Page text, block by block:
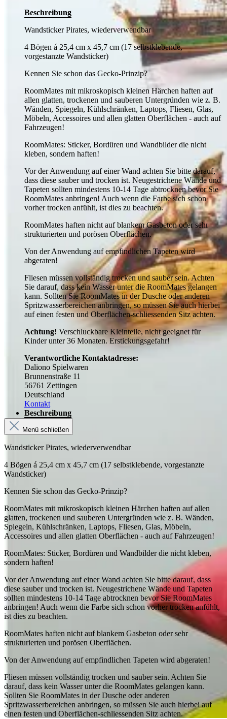
Beschreibung
Wandsticker Pirates, wiederverwendbar
4 Bögen á 25,4 cm x 45,7 cm (17 selbstklebende,
vorgestanzte Wandsticker)
Kennen Sie schon das Gecko-Prinzip?
RoomMates mit mikroskopisch kleinen Härchen haften auf
allen glatten, trockenen und sauberen Untergründen wie z. B.
Wänden, Spiegeln, Kühlschränken, Laptops, Fliesen, Glas,
Möbeln, Accessoires und allen glatten Oberflächen - auch auf
Fahrzeugen!
RoomMates: Sticker, Bordüren und Wandbilder die nicht
kleben, sondern haften!
Vor der Anwendung auf einer Wand achten Sie bitte darauf,
dass diese sauber und trocken ist. Neugestrichene Wände und
Tapeten sollten mindestens 10-14 Tage abtrocknen bevor Sie
RoomMates anbringen! Auch wenn die Farbe sich schon
vorher trocken anfühlt, ist dies zu beachten.
RoomMates haften nicht auf blankem Gasbeton oder sehr
strukturierten und porösen Oberflächen.
Von der Anwendung auf empfindlichen Tapeten wird
abgeraten!
Fliesen müssen vollständig trocken und sauber sein. Achten
Sie darauf, dass kein Wasser unter die RoomMates gelangen
kann. Sollten Sie RoomMates in der Dusche oder anderen
Spritzwasserbereichen anbringen, so müssen Sie auch hierbei
auf einen festen und Oberflächen-schliessenden Sitz achten.
Achtung! Verschluckbare Kleinteile, nicht geeignet für
Kinder unter 36 Monaten. Erstickungsgefahr!
Verantwortliche Kontaktadresse:
Daliono Spielwaren
Brunnenstraße 11
56761 Zettingen
Deutschland
Kontakt
Beschreibung
Menü schließen
Wandsticker Pirates, wiederverwendbar
4 Bögen á 25,4 cm x 45,7 cm (17 selbstklebende, vorgestanzte
Wandsticker)
Kennen Sie schon das Gecko-Prinzip?
RoomMates mit mikroskopisch kleinen Härchen haften auf allen
glatten, trockenen und sauberen Untergründen wie z. B. Wänden,
Spiegeln, Kühlschränken, Laptops, Fliesen, Glas, Möbeln,
Accessoires und allen glatten Oberflächen - auch auf Fahrzeugen!
RoomMates: Sticker, Bordüren und Wandbilder die nicht kleben,
sondern haften!
Vor der Anwendung auf einer Wand achten Sie bitte darauf, dass
diese sauber und trocken ist. Neugestrichene Wände und Tapeten
sollten mindestens 10-14 Tage abtrocknen bevor Sie RoomMates
anbringen! Auch wenn die Farbe sich schon vorher trocken anfühlt,
ist dies zu beachten.
RoomMates haften nicht auf blankem Gasbeton oder sehr
strukturierten und porösen Oberflächen.
Von der Anwendung auf empfindlichen Tapeten wird abgeraten!
Fliesen müssen vollständig trocken und sauber sein. Achten Sie
darauf, dass kein Wasser unter die RoomMates gelangen kann.
Sollten Sie RoomMates in der Dusche oder anderen
Spritzwasserbereichen anbringen, so müssen Sie auch hierbei auf
einen festen und Oberflächen-schliessenden Sitz achten.